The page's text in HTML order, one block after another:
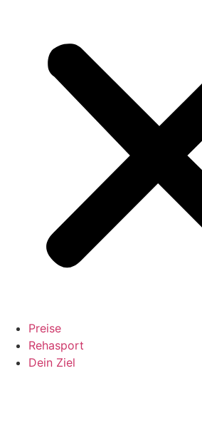
Preise
Rehasport
Dein Ziel